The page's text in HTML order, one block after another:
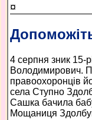
¤
4 серпня зник 15-
Володимирович.
правоохоронців
села Ступно
Сашка бачила
Мощаниця